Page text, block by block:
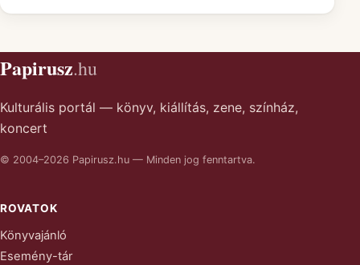
Papirusz.hu
Kulturális portál — könyv, kiállítás, zene, színház,
koncert
© 2004–2026 Papirusz.hu — Minden jog fenntartva.
ROVATOK
Könyvajánló
Esemény-tár